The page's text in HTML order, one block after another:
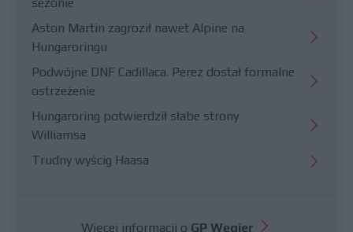
Aston Martin zagroził nawet Alpine na
Hungaroringu
Podwójne DNF Cadillaca. Perez dostał formalne
ostrzeżenie
Hungaroring potwierdził słabe strony
Williamsa
Trudny wyścig Haasa
Więcej informacji o GP Węgier